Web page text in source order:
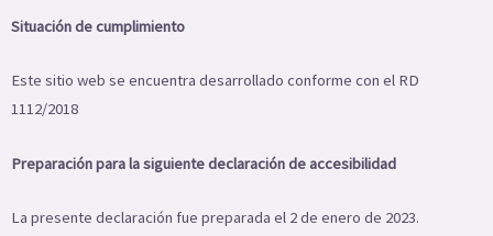
Situación de cumplimiento
Este sitio web se encuentra desarrollado conforme con el RD
1112/2018
Preparación para la siguiente declaración de accesibilidad
La presente declaración fue preparada el 2 de enero de 2023.